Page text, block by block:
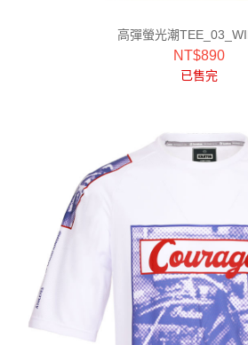
高彈螢光潮
NT$890
已售完